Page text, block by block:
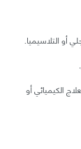
أو التلاسيميا.
الكيميائي أو